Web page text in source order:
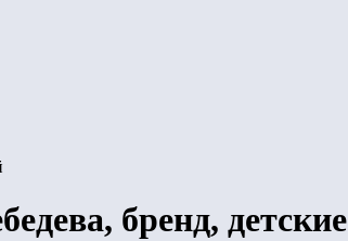
бренд, детские